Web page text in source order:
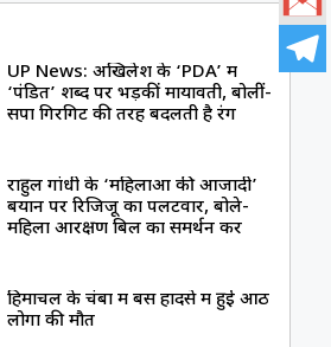
UP News: अखिलेश के ‘PDA’ में
‘पंडित’ शब्द पर भड़कीं मायावती, बोलीं-
सपा गिरगिट की तरह बदलती है रंग
राहुल गांधी के ‘महिलाओं की आजादी’
बयान पर रिजिजू का पलटवार, बोले-
महिला आरक्षण बिल का समर्थन करें
हिमाचल के चंबा में बस हादसे में हुई आठ
लोगों की मौत